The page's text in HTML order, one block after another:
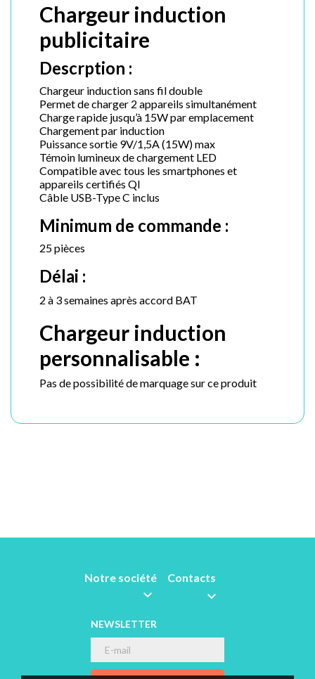
Chargeur induction
publicitaire
Descrption :
Chargeur induction sans fil double
Permet de charger 2 appareils simultanément
Charge rapide jusqu’à 15W par emplacement
Chargement par induction
Puissance sortie 9V/1,5A (15W) max
Témoin lumineux de chargement LED
Compatible avec tous les smartphones et
appareils certifiés QI
Câble USB-Type C inclus
Minimum de commande :
25 pièces
Délai :
2 à 3 semaines après accord BAT
Chargeur induction
personnalisable :
Pas de possibilité de marquage sur ce produit
Notre société

Contacts

NEWSLETTER